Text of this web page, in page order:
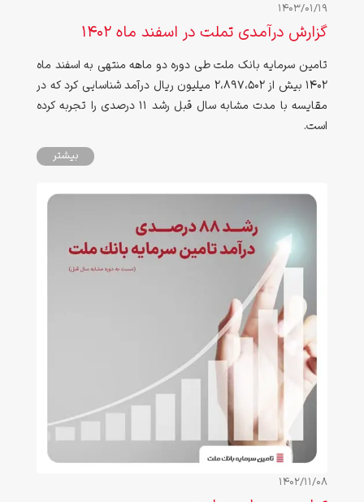
1403/01/19
گزارش درآمدی تملت در اسفند ماه ۱۴۰۲
تامین سرمایه بانک ملت طی دوره دو ماهه منتهی به اسفند ماه
۱۴۰۲ بیش از 2،897،502 میلیون ریال درآمد شناسایی کرد که در
مقایسه با مدت مشابه سال قبل رشد 11 درصدی را تجربه کرده
است.
بیشتر
1402/11/08